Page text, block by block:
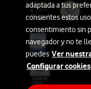
adaptada a tus
consientes estos
consentimiento sin
navegador y no te
puedes Ver
Configurar cookies